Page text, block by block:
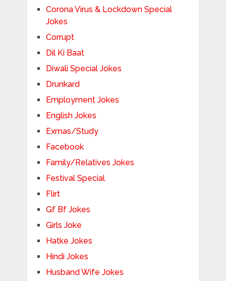
Corona Virus & Lockdown Special
Jokes
Corrupt
Dil Ki Baat
Diwali Special Jokes
Drunkard
Employment Jokes
English Jokes
Exmas/Study
Facebook
Family/Relatives Jokes
Festival Special
Flirt
Gf Bf Jokes
Girls Joke
Hatke Jokes
Hindi Jokes
Husband Wife Jokes